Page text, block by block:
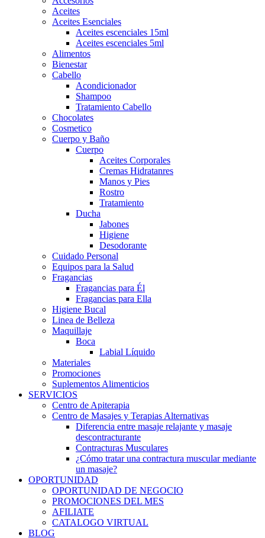
Aceites
Aceites Esenciales
Aceites escenciales 15ml
Aceites escenciales 5ml
Alimentos
Bienestar
Cabello
Acondicionador
Shampoo
Tratamiento Cabello
Chocolates
Cosmetico
Cuerpo y Baño
Cuerpo
Aceites Corporales
Cremas Hidratanres
Manos y Pies
Rostro
Tratamiento
Ducha
Jabones
Higiene
Desodorante
Cuidado Personal
Equipos para la Salud
Fragancias
Fragancias para Él
Fragancias para Ella
Higiene Bucal
Linea de Belleza
Maquillaje
Boca
Labial Líquido
Materiales
Promociones
Suplementos Alimenticios
SERVICIOS
Centro de Apiterapia
Centro de Masajes y Terapias Alternativas
Diferencia entre masaje relajante y masaje
descontracturante
Contracturas Musculares
¿Cómo tratar una contractura muscular mediante
un masaje?
OPORTUNIDAD
OPORTUNIDAD DE NEGOCIO
PROMOCIONES DEL MES
AFILIATE
CATALOGO VIRTUAL
BLOG